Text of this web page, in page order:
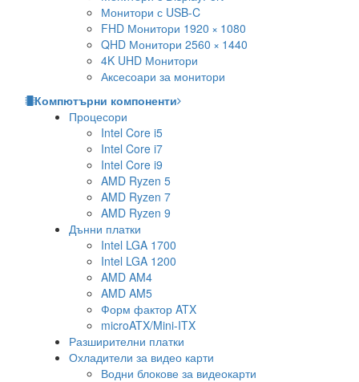
Монитори с USB-C
FHD Монитори 1920 × 1080
QHD Монитори 2560 × 1440
4K UHD Монитори
Аксесоари за монитори
Компютърни компоненти
Процесори
Intel Core i5
Intel Core i7
Intel Core i9
AMD Ryzen 5
AMD Ryzen 7
AMD Ryzen 9
Дънни платки
Intel LGA 1700
Intel LGA 1200
AMD AM4
AMD AM5
Форм фактор ATX
microATX/Mini-ITX
Разширителни платки
Охладители за видео карти
Водни блокове за видеокарти